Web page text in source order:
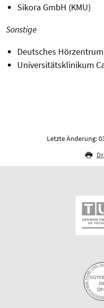
Sikora GmbH (KMU)
Sonstige
Deutsches
Universitätsklinikum
Letzte Änderung: